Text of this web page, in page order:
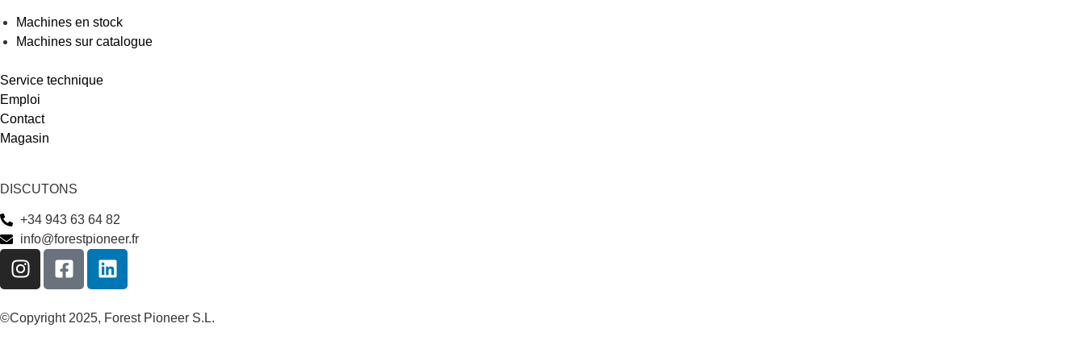
Machines en stock
Machines sur catalogue
Service technique
Emploi
Contact
Magasin
DISCUTONS
+34 943 63 64 82
info@forestpioneer.fr
©Copyright 2025, Forest Pioneer S.L.